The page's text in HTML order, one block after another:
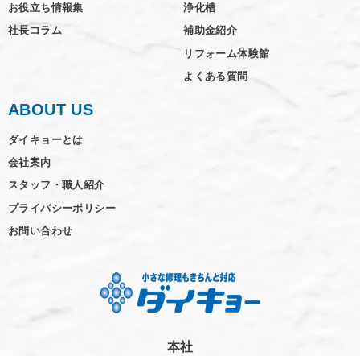
お役立ち情報集
社長コラム
浄化槽
補助金紹介
リフォーム体験館
よくある質問
ABOUT US
ダイキョーとは
会社案内
スタッフ・職人紹介
プライバシーポリシー
お問い合わせ
本社